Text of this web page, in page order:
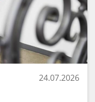
24.07.2026